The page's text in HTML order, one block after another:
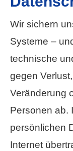
Wir sichern
Systeme –
technische
gegen
Veränderung
Per­sonen ab.
persönlichen
Internet